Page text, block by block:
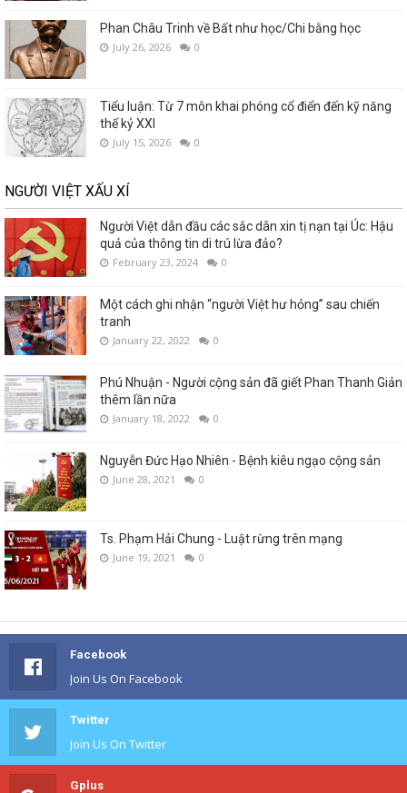
Phan Châu Trinh về Bất như học/Chi bằng học
July 26, 2026 0
Tiểu luận: Từ 7 môn khai phóng cổ điển đến kỹ năng
thế kỷ XXI
July 15, 2026 0
NGƯỜI VIỆT XẤU XÍ
Người Việt dẫn đầu các sắc dân xin tị nạn tại Úc: Hậu
quả của thông tin di trú lừa đảo?
February 23, 2024 0
Một cách ghi nhận “người Việt hư hỏng” sau chiến
tranh
January 22, 2022 0
Phú Nhuận - Người cộng sản đã giết Phan Thanh Giản
thêm lần nữa
January 18, 2022 0
Nguyễn Đức Hạo Nhiên - Bệnh kiêu ngạo cộng sản
June 28, 2021 0
Ts. Phạm Hải Chung - Luật rừng trên mạng
June 19, 2021 0
Facebook
Join Us On Facebook
Twitter
Join Us On Twitter
Gplus